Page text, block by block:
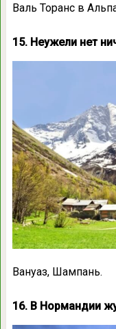
Валь Торанс в
15. Неужели нет
Вануаз, Шампань.
16. В Нормандии